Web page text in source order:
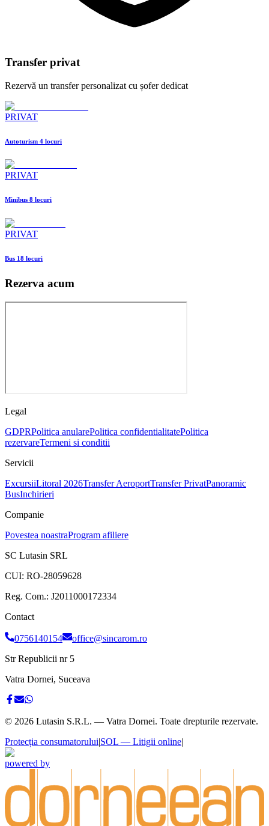
Transfer privat
Rezervă un transfer personalizat cu șofer dedicat
PRIVAT
Autoturism 4 locuri
PRIVAT
Minibus 8 locuri
PRIVAT
Bus 18 locuri
Rezerva acum
Legal
GDPRPolitica anularePolitica confidentialitatePolitica
rezervareTermeni si conditii
Servicii
ExcursiiLitoral 2026Transfer AeroportTransfer PrivatPanoramic
BusInchirieri
Companie
Povestea noastraProgram afiliere
SC Lutasin SRL
CUI: RO-28059628
Reg. Com.: J2011000172334
Contact
0756140154
office@sincarom.ro
Str Republicii nr 5
Vatra Dornei, Suceava
© 2026 Lutasin S.R.L. — Vatra Dornei. Toate drepturile rezervate.
Protecția consumatorului|SOL — Litigii online|
powered by